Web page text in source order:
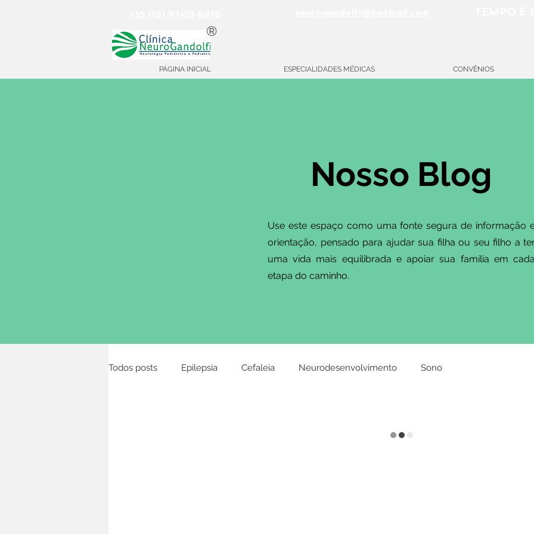
®
PÁGINA INICIAL ESPECIALIDADES MÉDICAS CONVÊNIOS
Nosso Blog
Use este espaço como uma fonte segura de informação
orientação, pensado para ajudar sua filha ou seu filho a
uma vida mais equilibrada e apoiar sua família em cada
etapa do caminho.
Todos posts Epilepsia Cefaleia Neurodesenvolvimento Sono